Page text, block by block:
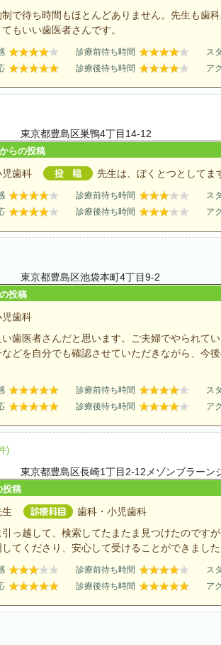
制で待ち時間もほとんどありません。先生も歯
もいい歯医者さんです。
診療前待ち時間
ス
診療後待ち時間 ア
東京都豊島区巣鴨4丁目14-12
らの投稿
歯科 先生は、ぼくとつとしてま
診療前待ち時間
ス
診療後待ち時間 ア
東京都豊島区池袋本町4丁目9-2
投稿
歯科
い歯医者さんだと思います。ご夫婦でやられて
などを自分でも確認させていただきながら、今
診療前待ち時間
ス
診療後待ち時間 ア
)
東京都豊島区長崎1丁目2-12メゾンブラーン
投稿
生
歯科・小児歯科
引っ越して、検索してたまたま見つけたのです
てくださり、安心して受けることができました
診療前待ち時間
ス
診療後待ち時間 ア